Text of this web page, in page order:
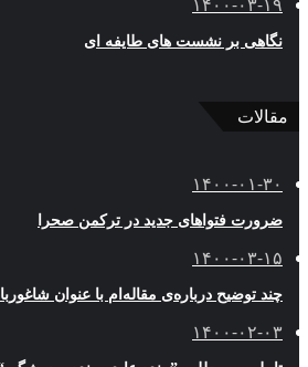
نگاهی بر نشست های طایفه ای
مقالات
۱۴۰۰-۰۱-۳۰
ضرورت فتوا‌های جدید در ترکمن صحرا
۱۴۰۰-۰۳-۱۵
چند توضیح درباره‌ی مقاله‌ام با عنوان
۱۴۰۰-۰۲-۰۳